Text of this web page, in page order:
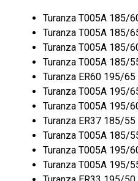
Turanza T005A 185/
Turanza T005A 185/
Turanza T005A 185/
Turanza T005A 185/
Turanza ER60 195/
Turanza T005A 195/
Turanza T005A 195/
Turanza ER37 185/
Turanza T005A 185/
Turanza T005A 195/
Turanza T005A 195/